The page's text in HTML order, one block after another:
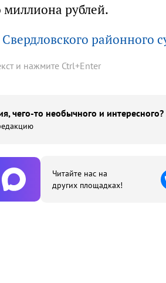
рублей.
Свердловского районного
и нажмите Ctrl+Enter
чего-то необычного и интересного?
Читайте нас на
других площадках!